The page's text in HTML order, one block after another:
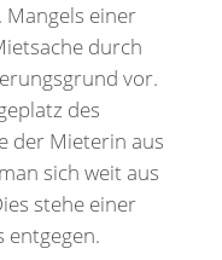
einer
durch
vor.
des
der Mieterin aus
sich weit aus
stehe einer
entgegen.